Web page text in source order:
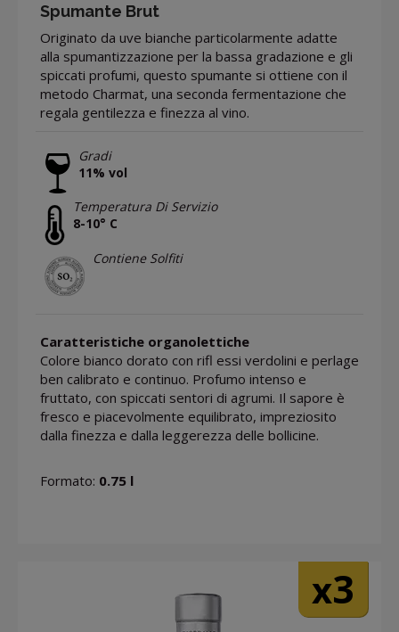
Spumante Brut
Originato da uve bianche particolarmente adatte
alla spumantizzazione per la bassa gradazione e gli
spiccati profumi, questo spumante si ottiene con il
metodo Charmat, una seconda fermentazione che
regala gentilezza e finezza al vino.
Gradi
11% vol
Temperatura Di Servizio
8-10° C
Contiene Solfiti
Caratteristiche organolettiche
Colore bianco dorato con rifl essi verdolini e perlage
ben calibrato e continuo. Profumo intenso e
fruttato, con spiccati sentori di agrumi. Il sapore è
fresco e piacevolmente equilibrato, impreziosito
dalla finezza e dalla leggerezza delle bollicine.
Formato: 0.75 l
x3